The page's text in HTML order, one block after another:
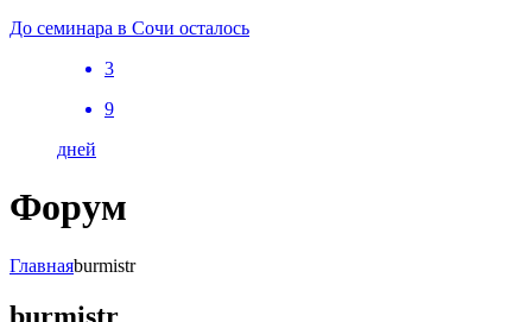
До семинара в Сочи осталось
3
9
дней
Форум
Главнаяburmistr
burmistr